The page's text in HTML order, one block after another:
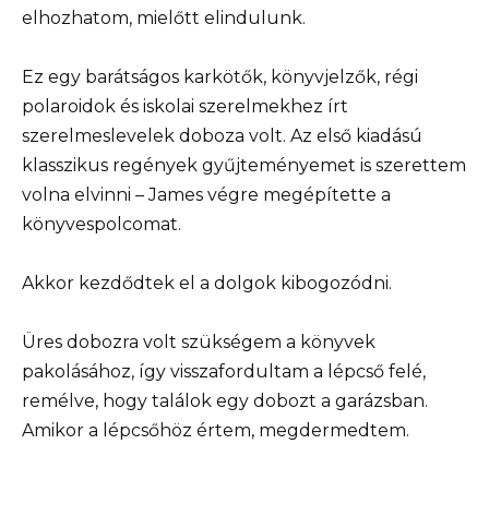
elhozhatom, mielőtt elindulunk.
Ez egy barátságos karkötők, könyvjelzők, régi
polaroidok és iskolai szerelmekhez írt
szerelmeslevelek doboza volt. Az első kiadású
klasszikus regények gyűjteményemet is szerettem
volna elvinni – James végre megépítette a
könyvespolcomat.
Akkor kezdődtek el a dolgok kibogozódni.
Üres dobozra volt szükségem a könyvek
pakolásához, így visszafordultam a lépcső felé,
remélve, hogy találok egy dobozt a garázsban.
Amikor a lépcsőhöz értem, megdermedtem.